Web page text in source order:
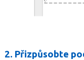
2. Přizpůsobte